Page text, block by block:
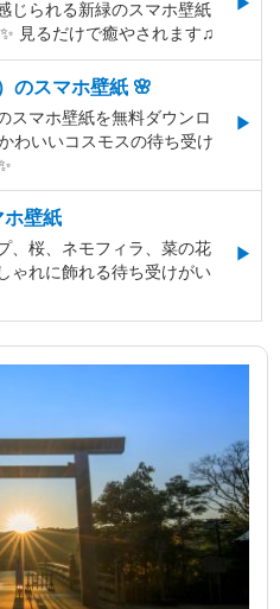
じられる新緑のスマホ壁紙
見るだけで癒やされます♫
のスマホ壁紙 🌸
スマホ壁紙を無料ダウンロ
わいいコスモスの待ち受け
ホ壁紙
、桜、ネモフィラ、菜の花
ゃれに飾れる待ち受けがい